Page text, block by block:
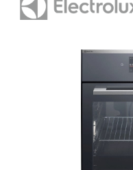
Bildergalerie